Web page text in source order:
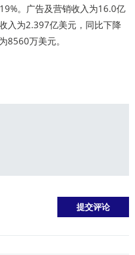
。广告及营销收入为16.0亿
入为2.397亿美元，同比下降
8560万美元。